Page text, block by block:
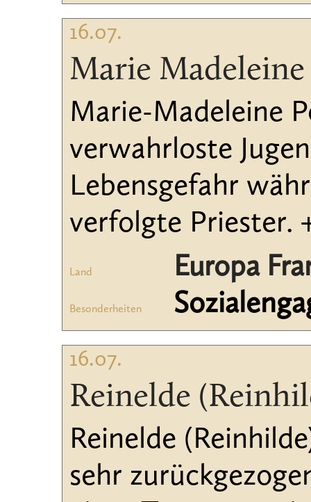
16.07.
Marie Madeleine
Marie-Madeleine
verwahrloste
Lebensgefahr
verfolgte Priester.
Land Europa
Besonderheiten
16.07.
Reinelde
Reinelde
sehr